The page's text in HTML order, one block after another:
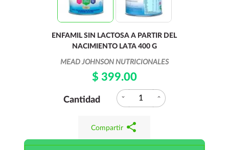
ENFAMIL SIN LACTOSA A PARTIR DEL
NACIMIENTO LATA 400 G
MEAD JOHNSON NUTRICIONALES
$ 399.00
Cantidad expand_more expand_less
Compartir share